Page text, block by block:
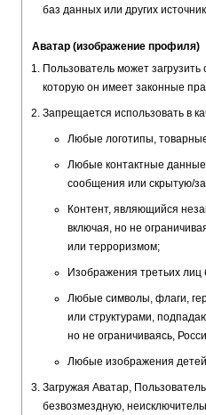
баз данных или других
Аватар (изображение профиля)
Пользователь может
которую он имеет законные
Запрещается использовать в
Любые логотипы,
Любые контактные
сообщения или скрытую/
Контент, являющийся
включая, но не
или терроризмом;
Изображения третьих
Любые символы, флаги,
или структурами,
но не ограничиваясь,
Любые изображения
Загружая Аватар,
безвозмездную,